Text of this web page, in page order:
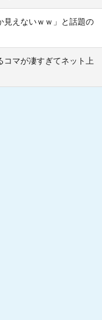
見えないｗｗ」と話題の
コマが凄すぎてネット上